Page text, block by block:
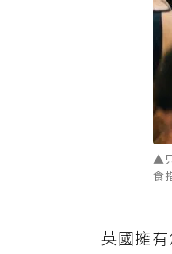
▲
食
英國擁